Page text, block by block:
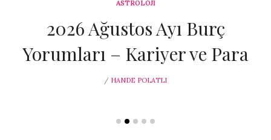
ASTROLOJİ
2026 Ağustos Ayı Burç
Yorumları – Kariyer ve Para
/ HANDE POLATLI